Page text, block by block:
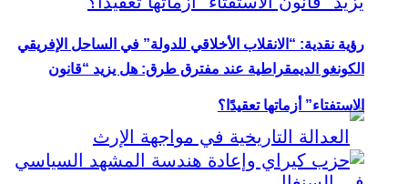
رؤية نقدية: “الانقلاب الأخلاقي للدولة” في الساحل الإفريقي
الكونغو الديمقراطية عند مفترق طرق: هل يزيد “قانون
الاستفتاء” أزماتها تعقيدًا؟